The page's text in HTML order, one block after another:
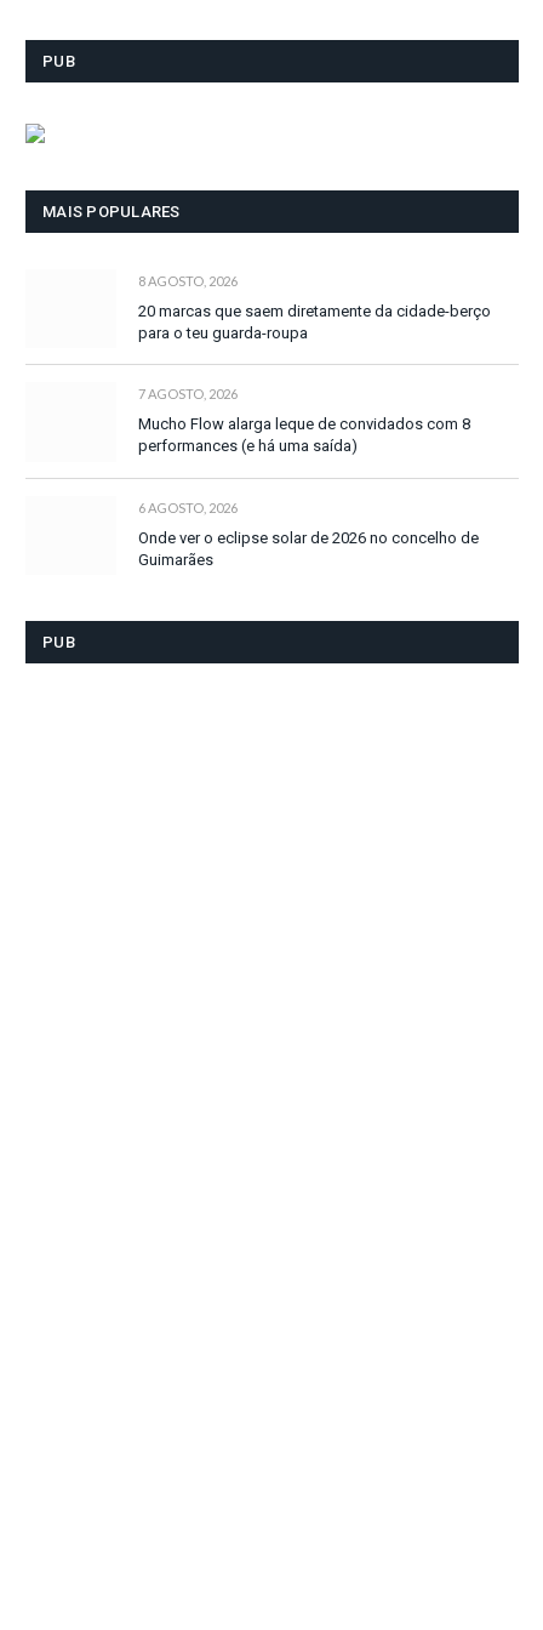
PUB
MAIS POPULARES
8 AGOSTO, 2026
20 marcas que saem diretamente da cidade-berço
para o teu guarda-roupa
7 AGOSTO, 2026
Mucho Flow alarga leque de convidados com 8
performances (e há uma saída)
6 AGOSTO, 2026
Onde ver o eclipse solar de 2026 no concelho de
Guimarães
PUB